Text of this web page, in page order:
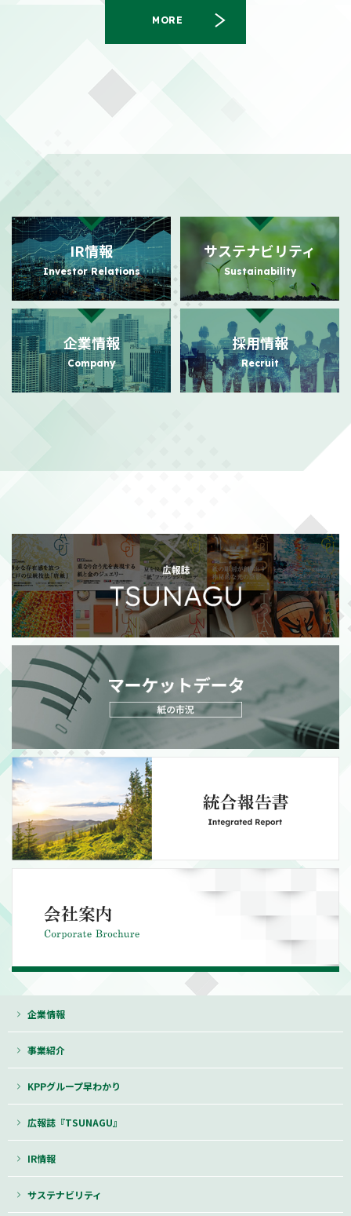
MORE
2027年３月期第１四半期決算短信〔日本基準〕(連結)
（558KB）
2026/08/03
自己株式の取得状況に関するお知らせ （101KB）
2026/07/31 PR
日本におけるビジュアルコミュニケーション事業の強化に向けた
事業基盤拡充に関するお知らせ
（140KB）
2026/07/24 PR
日本におけるビジュアルコミュニケーション事業本格展開に関す
るお知らせ
（156KB）
株主還元強化を目的とした株主優待制度拡充に関するお知らせ
政策保有株式の売却額目標変更に関するお知らせ （111KB）
MORE
IR情報
Investor Relations
サステナビリティ
Sustainability
企業情報
Company
採用情報
Recruit
企業情報
事業紹介
KPPグループ早わかり
広報誌『TSUNAGU』
IR情報
サステナビリティ